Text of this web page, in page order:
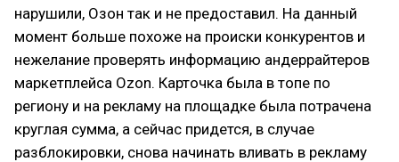
нарушили, Озон так и не предоставил. На данный
момент больше похоже на происки конкурентов и
нежелание проверять информацию андеррайтеров
маркетплейса Ozon. Карточка была в топе по
региону и на рекламу на площадке была потрачена
круглая сумма, а сейчас придется, в случае
разблокировки, снова начинать вливать в рекламу